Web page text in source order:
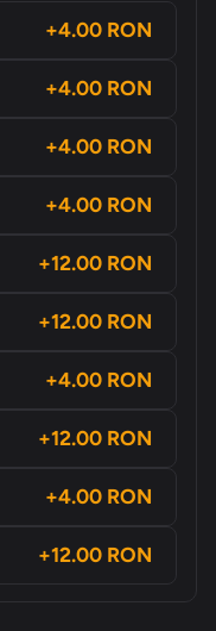
+4.00 RON
+4.00 RON
+4.00 RON
+4.00 RON
+12.00 RON
+12.00 RON
+4.00 RON
+12.00 RON
+4.00 RON
+12.00 RON